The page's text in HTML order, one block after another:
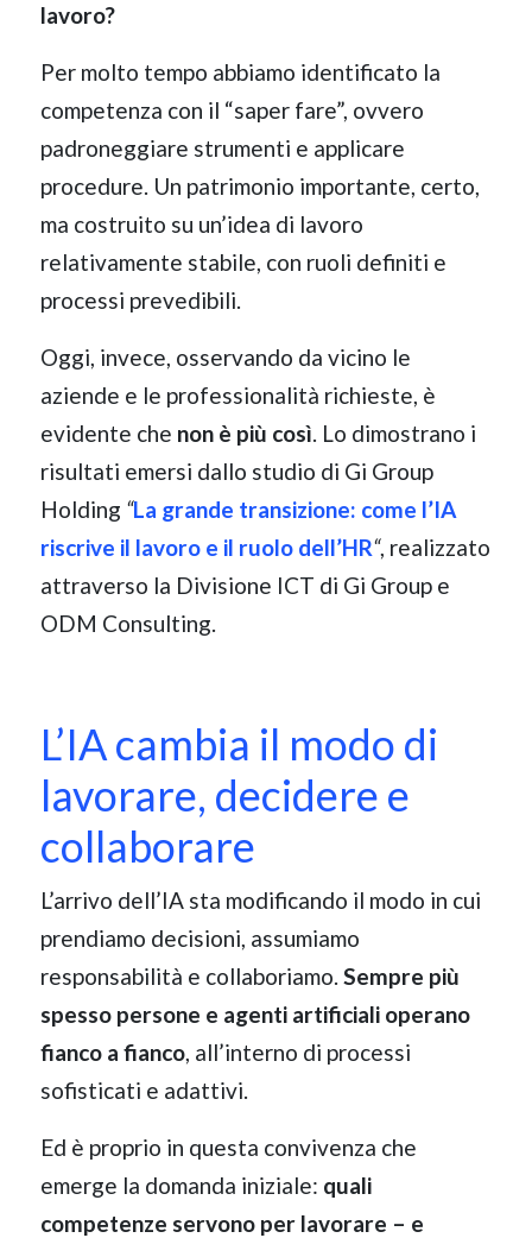
lavoro?
Per molto tempo abbiamo identificato la
competenza con il “saper fare”, ovvero
padroneggiare strumenti e applicare
procedure. Un patrimonio importante, certo,
ma costruito su un’idea di lavoro
relativamente stabile, con ruoli definiti e
processi prevedibili.
Oggi, invece, osservando da vicino le
aziende e le professionalità richieste, è
evidente che non è più così. Lo dimostrano i
risultati emersi dallo studio di Gi Group
Holding “La grande transizione: come l’IA
riscrive il lavoro e il ruolo dell’HR“, realizzato
attraverso la Divisione ICT di Gi Group e
ODM Consulting.
L’IA cambia il modo di
lavorare, decidere e
collaborare
L’arrivo dell’IA sta modificando il modo in cui
prendiamo decisioni, assumiamo
responsabilità e collaboriamo. Sempre più
spesso persone e agenti artificiali operano
fianco a fianco, all’interno di processi
sofisticati e adattivi.
Ed è proprio in questa convivenza che
emerge la domanda iniziale: quali
competenze servono per lavorare – e